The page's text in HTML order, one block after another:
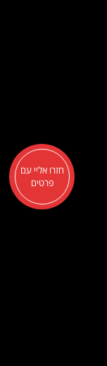
חזרו אליי עם
פרטים